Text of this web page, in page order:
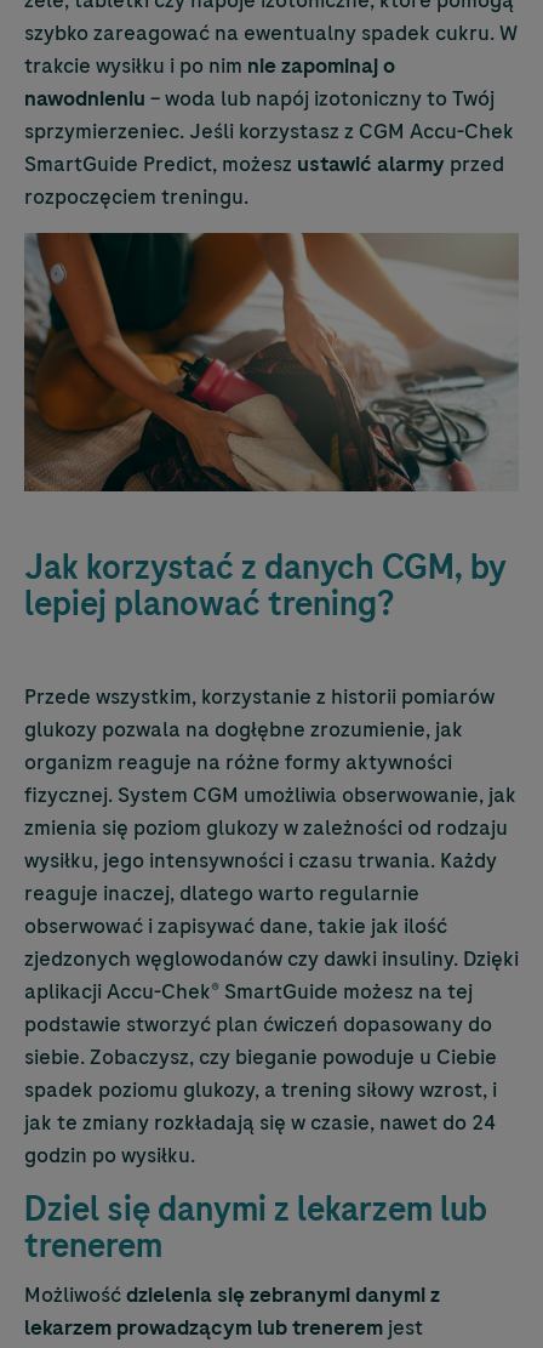
szybko zareagować na ewentualny spadek cukru. W
trakcie wysiłku i po nim nie zapominaj o
nawodnieniu – woda lub napój izotoniczny to Twój
sprzymierzeniec. Jeśli korzystasz z CGM Accu-Chek
SmartGuide Predict, możesz ustawić alarmy przed
rozpoczęciem treningu.
Jak korzystać z danych CGM, by
lepiej planować trening?
Przede wszystkim, korzystanie z historii pomiarów
glukozy pozwala na dogłębne zrozumienie, jak
organizm reaguje na różne formy aktywności
fizycznej. System CGM umożliwia obserwowanie, jak
zmienia się poziom glukozy w zależności od rodzaju
wysiłku, jego intensywności i czasu trwania. Każdy
reaguje inaczej, dlatego warto regularnie
obserwować i zapisywać dane, takie jak ilość
zjedzonych węglowodanów czy dawki insuliny. Dzięki
aplikacjiAccu-Chek® SmartGuide możesz na tej
podstawie stworzyć plan ćwiczeń dopasowany do
siebie. Zobaczysz, czy bieganie powoduje u Ciebie
spadek poziomu glukozy, a trening siłowy wzrost, i
jak te zmiany rozkładają się w czasie, nawet do 24
godzin po wysiłku.
Dziel się danymi z lekarzem lub
trenerem
Możliwośćdzielenia się zebranymi danymi z
lekarzem prowadzącym lub trenerem jest